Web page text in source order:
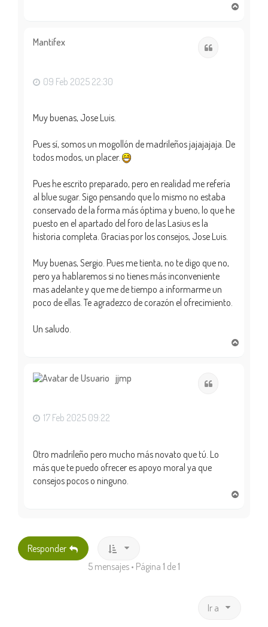
Mantifex
09 Feb 2025 22:30
Muy buenas, Jose Luis.
Pues sí, somos un mogollón de madrileños jajajajaja. De
todos modos, un placer.
Pues he escrito preparado, pero en realidad me refería
al blue sugar. Sigo pensando que lo mismo no estaba
conservado de la forma más óptima y bueno, lo que he
puesto en el apartado del foro de las Lasius es la
historia completa. Gracias por los consejos, Jose Luis.
Muy buenas, Sergio. Pues me tienta, no te digo que no,
pero ya hablaremos si no tienes más inconveniente
mas adelante y que me de tiempo a informarme un
poco de ellas. Te agradezco de corazón el ofrecimiento.
Un saludo.
jjmp
17 Feb 2025 09:22
Otro madrileño pero mucho más novato que tú. Lo
más que te puedo ofrecer es apoyo moral ya que
consejos pocos o ninguno.
Responder
5 mensajes • Página 1 de1
Ir a